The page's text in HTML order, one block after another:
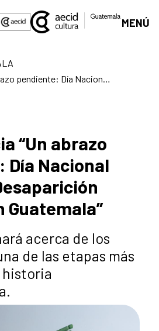
MENÚ
“Un abrazo
Día Nacional
Guatemala”
acerca de los
de las etapas más
historia